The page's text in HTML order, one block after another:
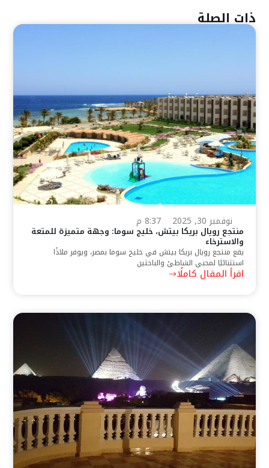
ذات الصلة
نوفمبر 30, 2025 8:37 م
منتجع رويال بريكا بيتش، خليج سوما: وجهة متميزة للمتعة
والاسترخاء
يقع منتجع رويال بريكا بيتش في خليج سوما بمصر، ويوفر ملاذًا
استثنائيًا لمحبي الشاطئ والباحثين
اقرأ المقال كاملًا